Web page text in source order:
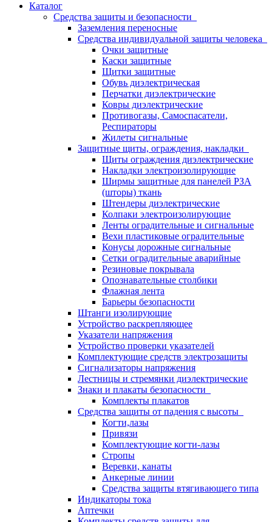
Каталог
Средства защиты и безопасности
Заземления переносные
Средства индивидуальной защиты человека
Очки защитные
Каски защитные
Щитки защитные
Обувь диэлектрическая
Перчатки диэлектрические
Ковры диэлектрические
Противогазы, Самоспасатели,
Респираторы
Жилеты сигнальные
Защитные щиты, ограждения, накладки
Щиты ограждения диэлектрические
Накладки электроизолирующие
Ширмы защитные для панелей РЗА
(шторы) ткань
Штендеры диэлектрические
Колпаки электроизолирующие
Ленты оградительные и сигнальные
Вехи пластиковые оградительные
Конусы дорожные сигнальные
Сетки оградительные аварийные
Резиновые покрывала
Опознавательные столбики
Флажная лента
Барьеры безопасности
Штанги изолирующие
Устройство раскрепляющее
Указатели напряжения
Устройство проверки указателей
Комплектующие средств электрозащиты
Сигнализаторы напряжения
Лестницы и стремянки диэлектрические
Знаки и плакаты безопасности
Комплекты плакатов
Средства защиты от падения с высоты
Когти,лазы
Привязи
Комплектующие когти-лазы
Стропы
Веревки, канаты
Анкерные линии
Средства защиты втягивающего типа
Индикаторы тока
Аптечки